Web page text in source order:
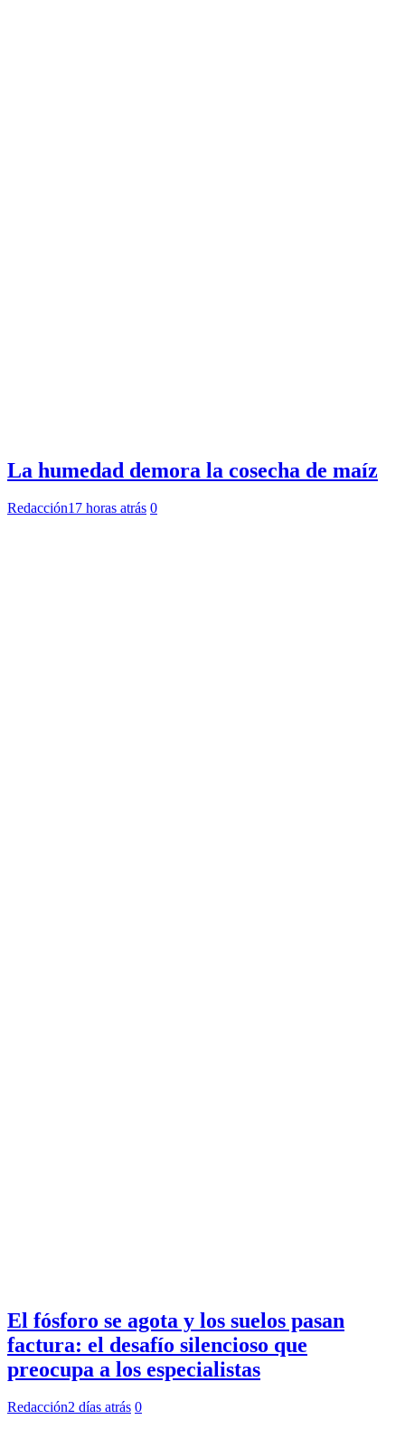
La humedad demora la cosecha de maíz
Redacción17 horas atrás 0
El fósforo se agota y los suelos pasan
factura: el desafío silencioso que
preocupa a los especialistas
Redacción2 días atrás 0